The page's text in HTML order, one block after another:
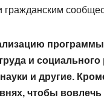
гражданским
и
и другие.
чтобы